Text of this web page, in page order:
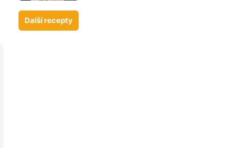
Další recepty